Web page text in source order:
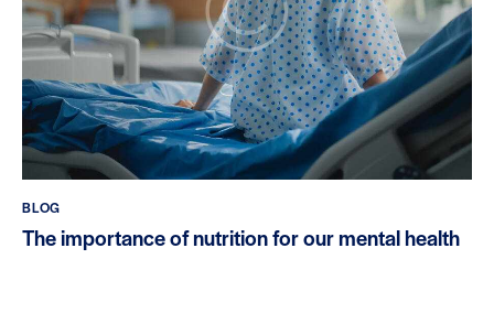
BLOG
The importance of nutrition for our mental health